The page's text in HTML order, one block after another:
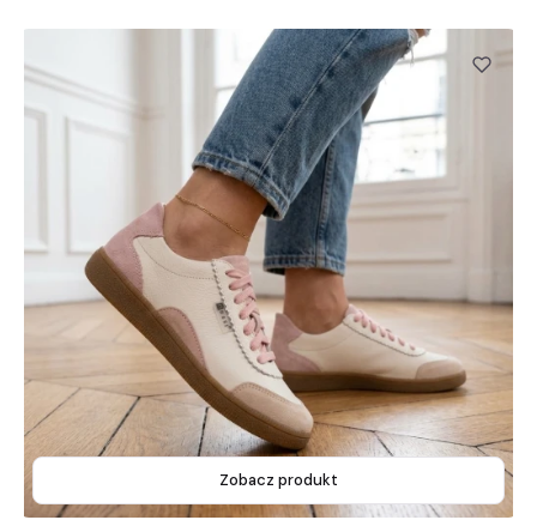
Zobacz produkt